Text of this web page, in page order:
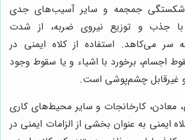
جمجمه و سایر آسیب‌های جدی
با جذب و توزیع نیروی ضربه، از شدت
سر می‌کاهد. استفاده از کلاه ایمنی در
اجسام، برخورد با اشیاء و یا سقوط وجود
غیرقابل چشم‌پوشی است.
معادن، کارخانجات و سایر محیط‌های کاری
ایمنی به عنوان بخشی از الزامات ایمنی در